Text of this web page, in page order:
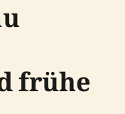
frühe